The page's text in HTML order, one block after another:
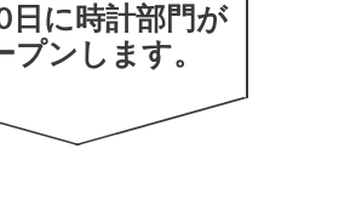
日に時計部門が
プンします。